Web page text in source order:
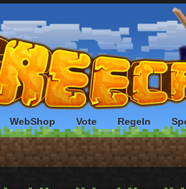
WebShop Vote Regeln